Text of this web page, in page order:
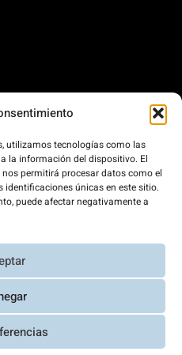
utilizamos tecnologías como las
la información del dispositivo. El
permitirá procesar datos como el
únicas en este sitio.
puede afectar negativamente a
Interior. Izda. 28003
huella de carbono en un
impulsada por energías